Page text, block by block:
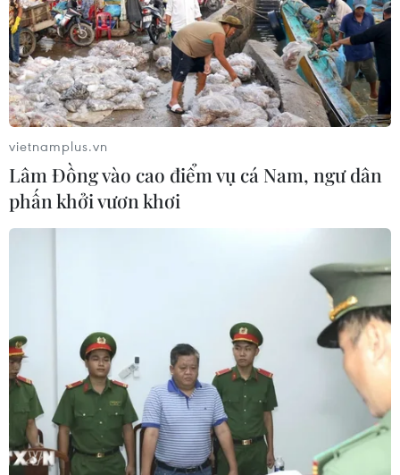
vietnamplus.vn
Lâm Đồng vào cao điểm vụ cá Nam, ngư dân
phấn khởi vươn khơi